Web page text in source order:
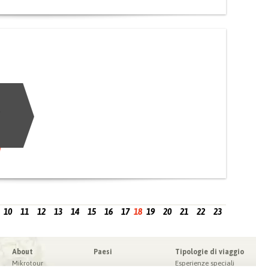
10 11 12 13 14 15 16 17 18 19 20 21 22 23
About
Mikrotour
Paesi
Tipologie di viaggio
Esperienze speciali